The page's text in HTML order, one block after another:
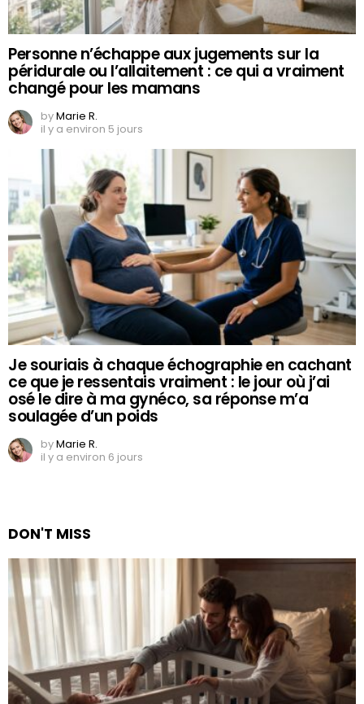
Personne n’échappe aux jugements sur la
péridurale ou l’allaitement : ce qui a vraiment
changé pour les mamans
byMarie R.
il y a environ 5 jours
Je souriais à chaque échographie en cachant
ce que je ressentais vraiment : le jour où j’ai
osé le dire à ma gynéco, sa réponse m’a
soulagée d’un poids
byMarie R.
il y a environ 6 jours
DON'T MISS